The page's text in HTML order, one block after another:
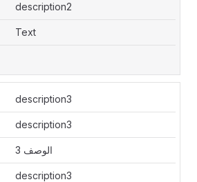
description2
Text
description3
description3
الوصف 3
description3